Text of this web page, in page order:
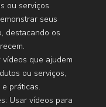
ou serviços
seus
destacando os
que ajudem
ou serviços,
práticas.
Usar vídeos para